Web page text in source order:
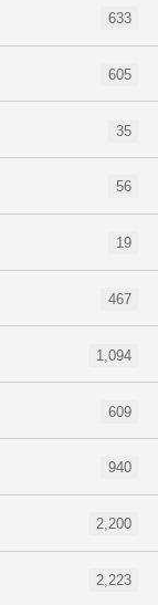
633
605
35
56
19
467
1,094
609
940
2,200
2,223